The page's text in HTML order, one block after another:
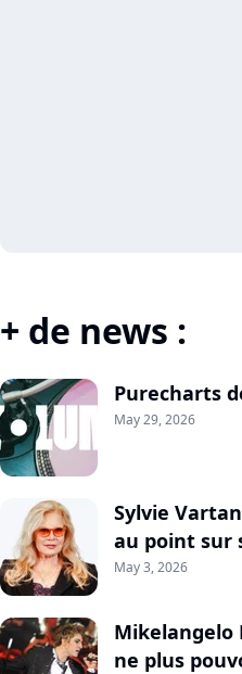
+ de news :
Purecharts
May 29, 2026
Sylvie
au point sur
May 3, 2026
Mikelangelo
ne plus